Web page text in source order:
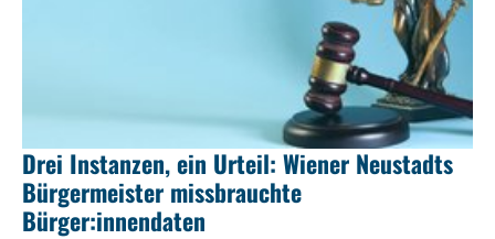
Drei Instanzen, ein Urteil: Wiener Neustadts
Bürgermeister missbrauchte
Bürger:innendaten